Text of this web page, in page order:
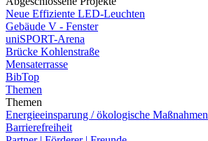
Neue Effiziente LED-Leuchten
Gebäude V - Fenster
uniSPORT-Arena
Brücke Kohlenstraße
Mensaterrasse
BibTop
Themen
Themen
Energieeinsparung / ökologische Maßnahmen
Barrierefreiheit